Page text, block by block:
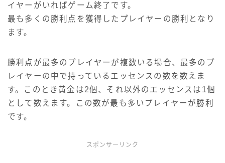
イヤーがいればゲーム終了です。
最も多くの勝利点を獲得したプレイヤーの勝利となり
ます。
勝利点が最多のプレイヤーが複数いる場合、最多のプ
レイヤーの中で持っているエッセンスの数を数えま
す。このとき黄金は2個、それ以外のエッセンスは1個
として数えます。この数が最も多いプレイヤーが勝利
です。
スポンサーリンク